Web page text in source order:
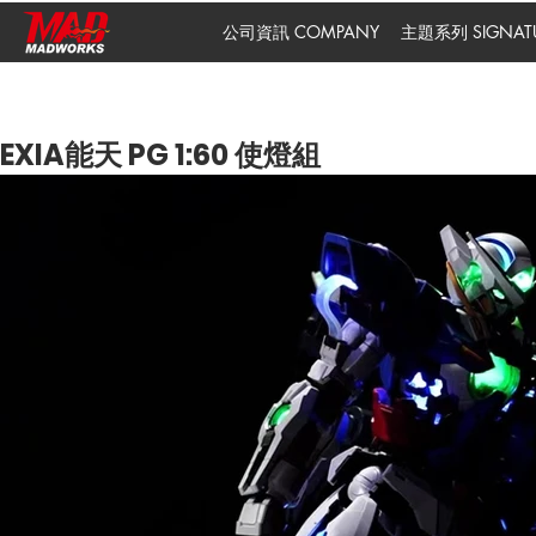
公司資訊 COMPANY 主題系列
EXIA能天 PG 1:60 使燈組